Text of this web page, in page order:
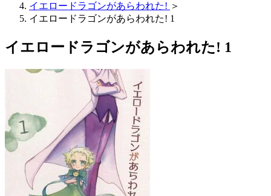
イエロードラゴンがあらわれた! ＞
イエロードラゴンがあらわれた! 1
イエロードラゴンがあらわれた! 1